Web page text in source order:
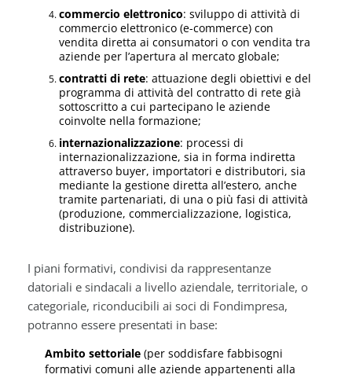
commercio elettronico: sviluppo di attività di
commercio elettronico (e-commerce) con
vendita diretta ai consumatori o con vendita tra
aziende per l’apertura al mercato globale;
contratti di rete: attuazione degli obiettivi e del
programma di attività del contratto di rete già
sottoscritto a cui partecipano le aziende
coinvolte nella formazione;
internazionalizzazione: processi di
internazionalizzazione, sia in forma indiretta
attraverso buyer, importatori e distributori, sia
mediante la gestione diretta all’estero, anche
tramite partenariati, di una o più fasi di attività
(produzione, commercializzazione, logistica,
distribuzione).
I piani formativi, condivisi da rappresentanze
datoriali e sindacali a livello aziendale, territoriale, o
categoriale, riconducibili ai soci di Fondimpresa,
potranno essere presentati in base:
Ambito settoriale (per soddisfare fabbisogni
formativi comuni alle aziende appartenenti alla